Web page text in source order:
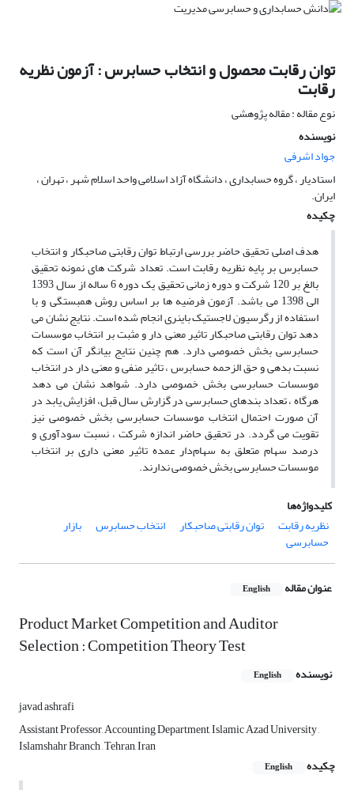
توان رقابت محصول و انتخاب حسابرس : آزمون نظریه
رقابت
نوع مقاله : مقاله پژوهشی
نویسنده
جواد اشرفی
استادیار ، گروه حسابداری ، دانشگاه آزاد اسلامی واحد اسلام شهر ، تهران ،
ایران.
چکیده
هدف اصلی تحقیق حاضر بررسی ارتباط توان رقابتی صاحبکار و انتخاب
حسابرس بر پایه نظریه رقابت است. تعداد شرکت های نمونه تحقیق
بالغ بر 120 شرکت و دوره زمانی تحقیق یک دوره 6 ساله از سال 1393
الی 1398 می باشد. آزمون فرضیه ها بر اساس روش همبستگی و با
استفاده از رگرسیون لاجستیک باینری انجام شده است. نتایج نشان می
دهد توان رقابتی صاحبکار تاثیر معنی دار و مثبت بر انتخاب موسسات
حسابرسی بخش خصوصی دارد. هم چنین نتایج بیانگر آن است که
نسبت بدهی و حق الزحمه حسابرس ، تاثیر منفی و معنی دار در انتخاب
موسسات حسابرسی بخش خصوصی دارد. شواهد نشان می دهد
هرگاه ، تعداد بندهای حسابرسی در گزارش سال قبل، افزایش یابد در
آن صورت احتمال انتخاب موسسات حسابرسی بخش خصوصی نیز
تقویت می گردد. در تحقیق حاضر اندازه شرکت ، نسبت سودآوری و
درصد سهام متعلق به سهام‌دار عمده تاثیر معنی داری بر انتخاب
موسسات حسابرسی بخش خصوصی ندارند.
کلیدواژه‌ها
نظریه رقابت
توان رقابتی صاحبکار انتخاب حسابرس بازار
حسابرسی
عنوان مقاله English
Product Market Competition and Auditor
Selection : Competition Theory Test
نویسنده English
javad ashrafi
Assistant Professor, Accounting Department, Islamic Azad University ,
Islamshahr Branch , Tehran, Iran
چکیده
English